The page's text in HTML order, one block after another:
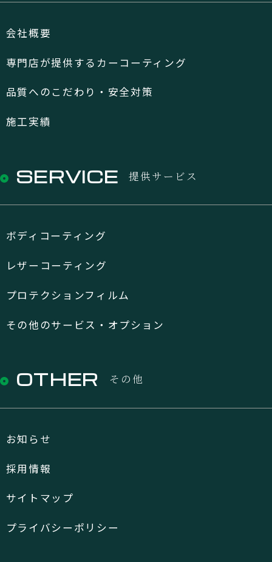
会社概要
専門店が提供するカーコーティング
品質へのこだわり・安全対策
施工実績
SERVICE 提供サービス
ボディコーティング
レザーコーティング
プロテクションフィルム
その他のサービス・オプション
OTHER その他
お知らせ
採用情報
サイトマップ
プライバシーポリシー